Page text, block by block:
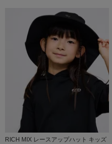
RICH MIX レースアップハット キッズ